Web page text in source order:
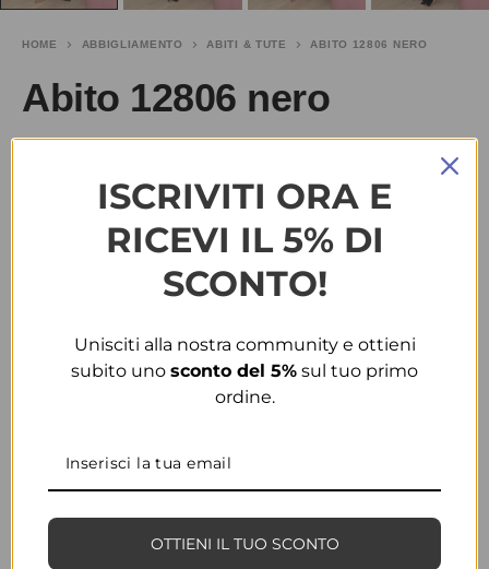
HOME ABBIGLIAMENTO ABITI & TUTE ABITO 12806 NERO
Abito 12806 nero
COLORE
AGGIUNGI ALLA WISHLIST
COD:
ISCRIVITI ORA E
RICEVI IL 5% DI
SCONTO!
Unisciti alla nostra community e ottieni
subito uno sconto del 5% sul tuo primo
ordine.
OTTIENI IL TUO SCONTO